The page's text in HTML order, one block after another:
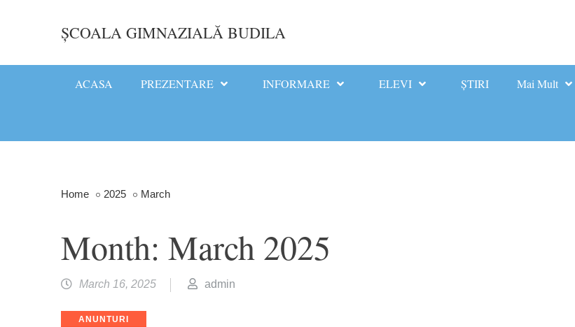
ȘCOALA GIMNAZIALĂ BUDILA
ACASA PREZENTARE INFORMARE ELEVI ȘTIRI Mai Mult
Home 2025 March
Month: March 2025
March 16, 2025 admin
Categories
ANUNTURI